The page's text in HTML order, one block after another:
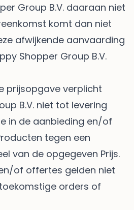
Group B.V. daaraan niet
komt dan niet
afwijkende aanvaarding
Shopper Group B.V.
prijsopgave verplicht
B.V. niet tot levering
in de aanbieding en/of
tegen een
van de opgegeven Prijs.
of offertes gelden niet
orders of